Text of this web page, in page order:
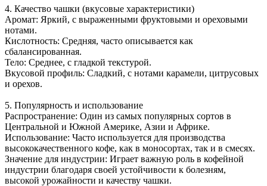
4. Качество чашки (вкусовые характеристики)
Аромат: Яркий, с выраженными фруктовыми и ореховыми
нотами.
Кислотность: Средняя, часто описывается как
сбалансированная.
Тело: Среднее, с гладкой текстурой.
Вкусовой профиль: Сладкий, с нотами карамели, цитрусовых
и орехов.
5. Популярность и использование
Распространение: Один из самых популярных сортов в
Центральной и Южной Америке, Азии и Африке.
Использование: Часто используется для производства
высококачественного кофе, как в моносортах, так и в смесях.
Значение для индустрии: Играет важную роль в кофейной
индустрии благодаря своей устойчивости к болезням,
высокой урожайности и качеству чашки.